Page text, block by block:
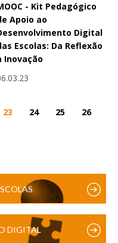
- Kit Pedagógico
Apoio ao
Digital
Escolas: Da Reflexão
Inovação
23 24 25
26
DIGITAL